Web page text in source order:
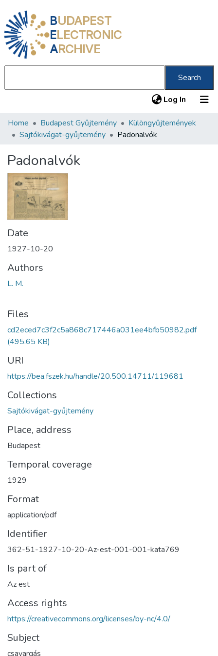
BUDAPEST
ELECTRONIC
ARCHIVE
Search
Log In (current)
Communities & Collections
Statistics
About us
Home Budapest Gyűjtemény
Különgyűjtemények
Sajtókivágat-gyűjtemény
Padonalvók
Padonalvók
Date
1927-10-20
Authors
L. M.
Files
cd2eced7c3f2c5a868c717446a031ee4bfb50982.pdf
(495.65 KB)
URI
https://bea.fszek.hu/handle/20.500.14711/119681
Collections
Sajtókivágat-gyűjtemény
Place, address
Budapest
Temporal coverage
1929
Format
application/pdf
Identifier
362-51-1927-10-20-Az-est-001-001-kata769
Is part of
Az est
Access rights
https://creativecommons.org/licenses/by-nc/4.0/
Subject
csavargás